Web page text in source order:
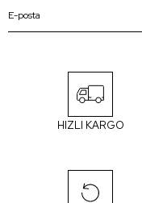
HIZLI KARGO